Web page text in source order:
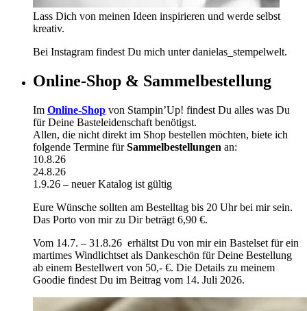
Lass Dich von meinen Ideen inspirieren und werde selbst
kreativ.
Bei Instagram findest Du mich unter danielas_stempelwelt.
Online-Shop & Sammelbestellung
Im Online-Shop von Stampin’Up! findest Du alles was Du
für Deine Basteleidenschaft benötigst.
Allen, die nicht direkt im Shop bestellen möchten, biete ich
folgende Termine fürSammelbestellungen an:
10.8.26
24.8.26
1.9.26 – neuer Katalog ist gültig
Eure Wünsche sollten am Bestelltag bis 20 Uhr bei mir sein.
Das Porto von mir zu Dir beträgt 6,90 €.
Vom 14.7. – 31.8.26 erhältst Du von mir ein Bastelset für ein
martimes Windlichtset als Dankeschön für Deine Bestellung
ab einem Bestellwert von 50,- €. Die Details zu meinem
Goodie findest Du im Beitrag vom 14. Juli 2026.